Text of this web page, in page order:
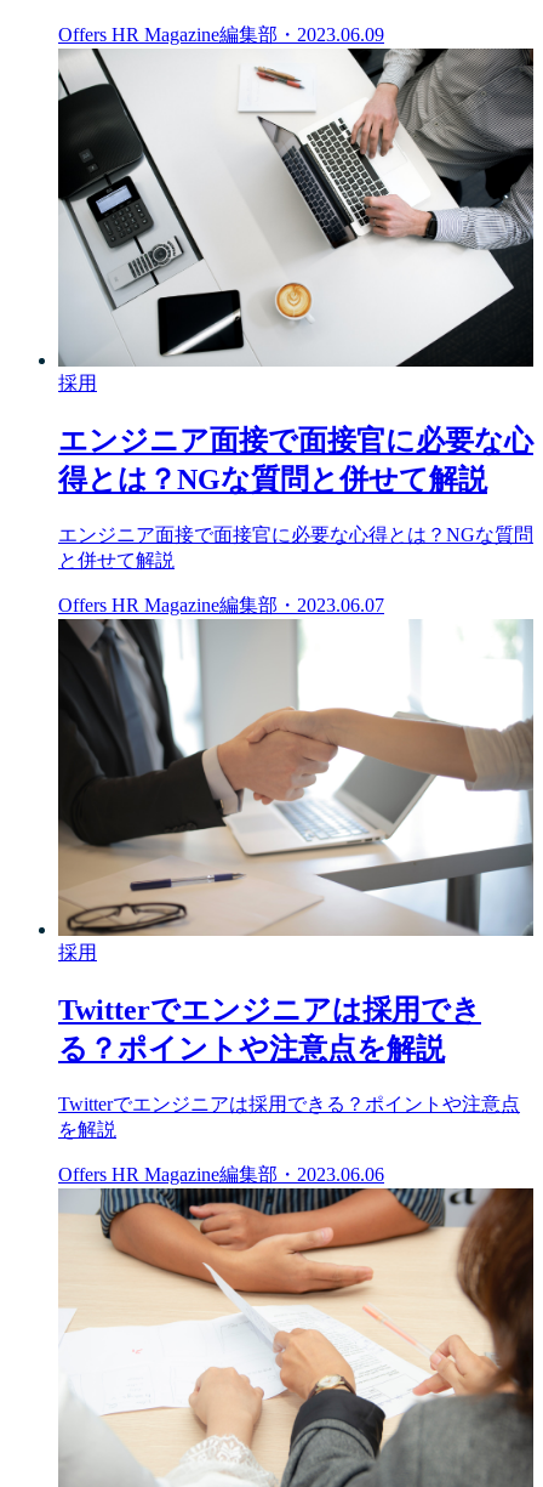
Offers HR Magazine編集部 ・ 2023.06.09
採用
エンジニア面接で面接官に必要な心
得とは？NGな質問と併せて解説
エンジニア面接で面接官に必要な心得とは？NGな質問
と併せて解説
Offers HR Magazine編集部 ・ 2023.06.07
採用
Twitterでエンジニアは採用でき
る？ポイントや注意点を解説
Twitterでエンジニアは採用できる？ポイントや注意点
を解説
Offers HR Magazine編集部 ・ 2023.06.06